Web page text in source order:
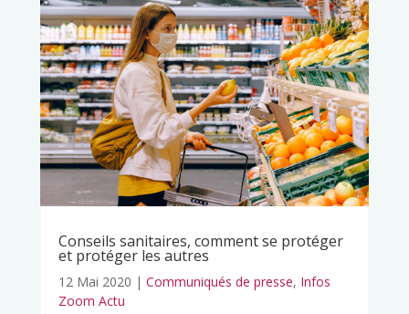
Conseils sanitaires, comment se protéger
et protéger les autres
12 Mai 2020 | Communiqués de presse, Infos
Zoom Actu